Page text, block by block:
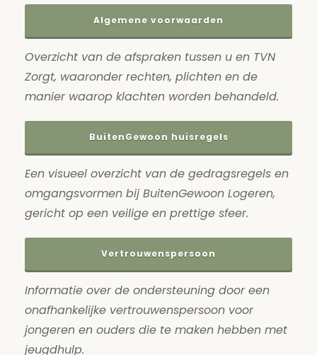
Algemene voorwaarden
Overzicht van de afspraken tussen u en TVN
Zorgt, waaronder rechten, plichten en de
manier waarop klachten worden behandeld.
BuitenGewoon huisregels
Een visueel overzicht van de gedragsregels en
omgangsvormen bij BuitenGewoon Logeren,
gericht op een veilige en prettige sfeer.
Vertrouwenspersoon
Informatie over de ondersteuning door een
onafhankelijke vertrouwenspersoon voor
jongeren en ouders die te maken hebben met
jeugdhulp.